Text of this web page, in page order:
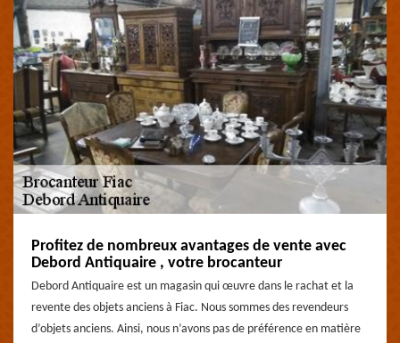
Profitez de nombreux avantages de vente avec
Debord Antiquaire , votre brocanteur
Debord Antiquaire est un magasin qui œuvre dans le rachat et la
revente des objets anciens à Fiac. Nous sommes des revendeurs
d’objets anciens. Ainsi, nous n’avons pas de préférence en matière